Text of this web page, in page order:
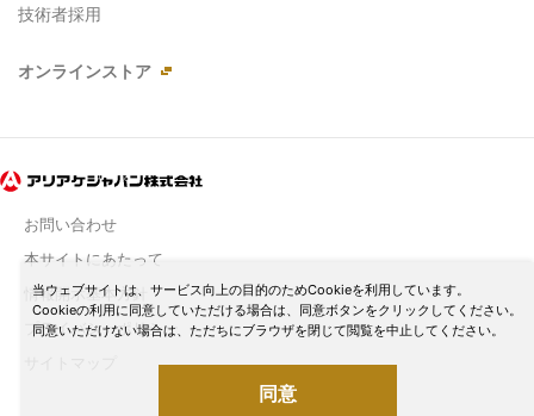
当ウェブサイトは、サービス向上の目的のためCookieを利用しています。
Cookieの利用に同意していただける場合は、同意ボタンをクリックしてください。
同意いただけない場合は、ただちにブラウザを閉じて閲覧を中止してください。
同意
技術者採用
オンラインストア
お問い合わせ
本サイトにあたって
情報開示基本方針
プライバシーポリシー